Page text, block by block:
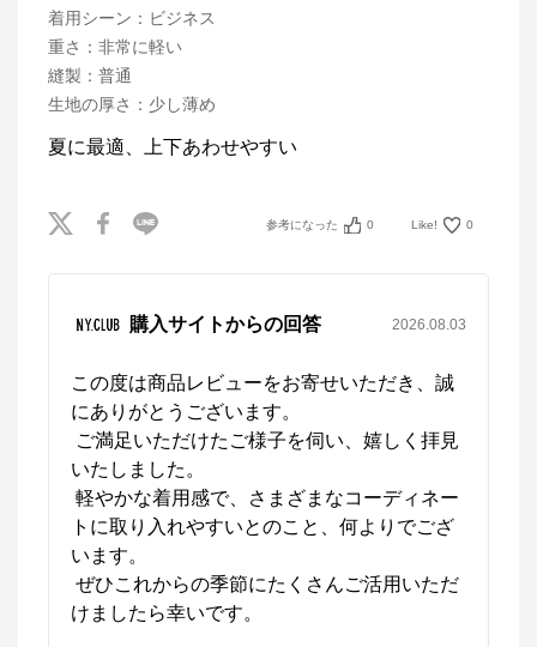
着用シーン ： ビジネス
重さ ： 非常に軽い
縫製 ： 普通
生地の厚さ ： 少し薄め
夏に最適、上下あわせやすい
参考になった 0 Like! 0
購入サイトからの回答 2026.08.03
この度は商品レビューをお寄せいただき、誠
にありがとうございます。
いたしました。
トに取り入れやすいとのこと、何よりでござ
います。
けましたら幸いです。